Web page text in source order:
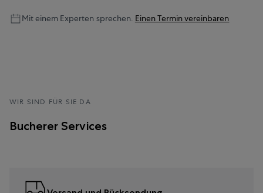
Mit einem Experten sprechen. Einen Termin vereinbaren
WIR SIND FÜR SIE DA
Bucherer Services